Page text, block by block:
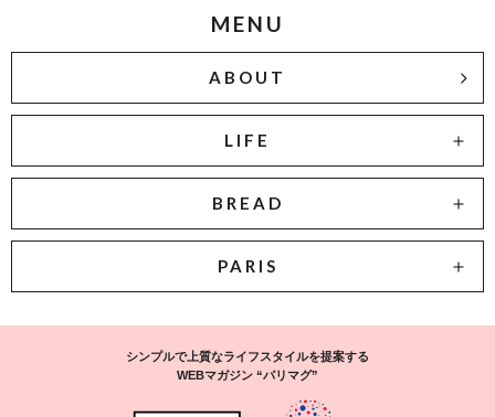
MENU
ABOUT
LIFE
BREAD
PARIS
シンプルで上質なライフスタイルを提案する
WEBマガジン “パリマグ”